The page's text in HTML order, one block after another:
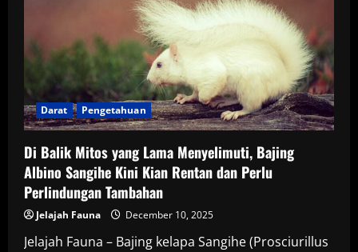
Darat Pengetahuan
Di Balik Mitos yang Lama Menyelimuti, Bajing
Albino Sangihe Kini Kian Rentan dan Perlu
Perlindungan Tambahan
Jelajah Fauna December 10, 2025
Jelajah Fauna – Bajing kelapa Sangihe (Prosciurillus